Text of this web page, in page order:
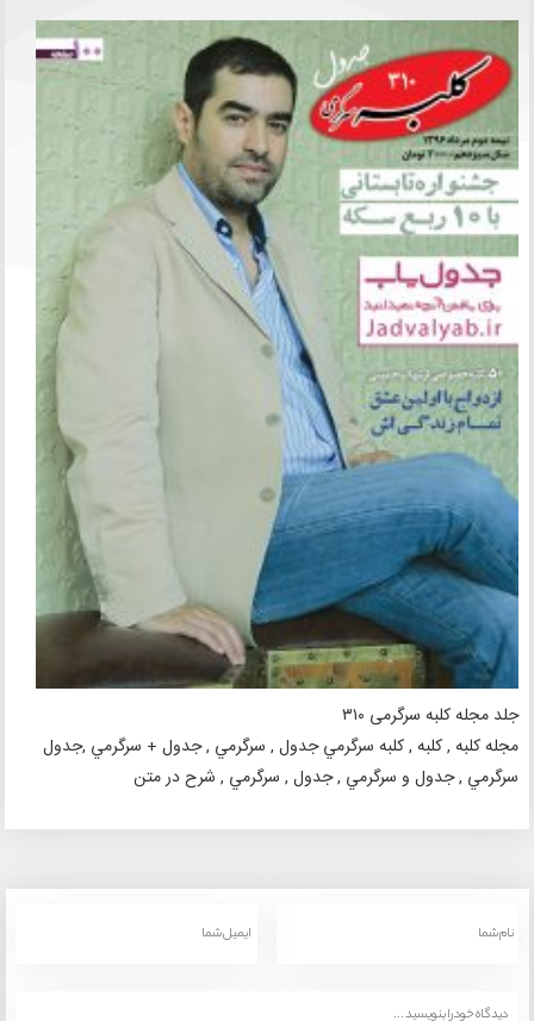
جلد مجله کلبه سرگرمی ۳۱۰
مجله کلبه , کلبه , کلبه سرگرمي جدول , سرگرمي , جدول + سرگرمي ,جدول
سرگرمي , جدول و سرگرمي , جدول , سرگرمي , شرح در متن